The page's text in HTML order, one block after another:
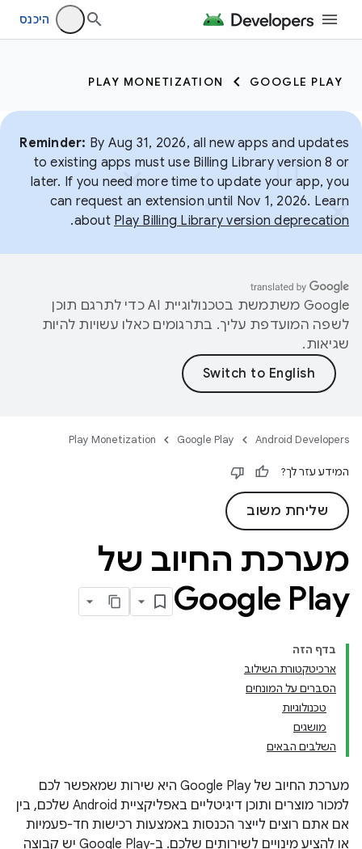
היכנס
GOOGLE PLAY
PLAY MONETIZATION
Reminder: By Aug 31, 2026, all new apps and updates
to existing apps must use Billing Library version 8 or
later. If you need more time to update your app, you
can request an extension until Nov 1, 2026. Learn
about Play Billing Library version deprecation
.
‫Google משתמשת בטכנולוגיית AI כדי לתרגם תוכן
לשפה המועדפת עליך. בתרגומים כאלו עשויות להיות
שגיאות.
Android Developers
Google Play
Play Monetization
המידע עזר לך?
שליחת משוב
מערכת החיוב של
Google Play
בדף הזה
ארכיטקטורת השילוב
הסברים על המונחים
טכנולוגיות
מושגים
השלבים הבאים
מערכת החיוב של Google Play היא שירות שמאפשר לכם
למכור מוצרים ותוכן דיגיטליים באפליקציית Android שלכם, בין
אם אתם רוצים לייצר הכנסות באמצעות רכישות חד-פעמיות
או להציע מינויים לשירותים שלכם. ב-Google Play יש קבוצה